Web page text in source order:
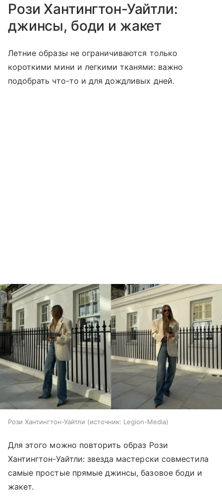
Рози Хантингтон-Уайтли:
джинсы, боди и жакет
Летние образы не ограничиваются только
короткими мини и легкими тканями: важно
подобрать что-то и для дождливых дней.
Рози Хантингтон-Уайтли источник: Legion-Media
Для этого можно повторить образ Рози
Хантингтон-Уайтли: звезда мастерски совместила
самые простые прямые джинсы, базовое боди и
жакет.